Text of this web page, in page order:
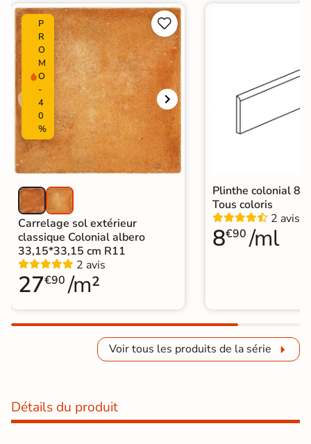
P
R
O
M
O
-
4
0
%


Carrelage sol extérieur
classique Colonial albero
33,15*33,15 cm R11
2 avis
27€90 /m²
Plinthe colonial
Tous coloris
2 avis
8€90 /ml
Voir tous les produits de la série
Détails du produit